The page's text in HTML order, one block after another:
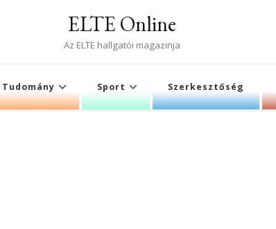
ELTE Online
Az ELTE hallgatói magazinja
Tudomány Sport Szerkesztőség